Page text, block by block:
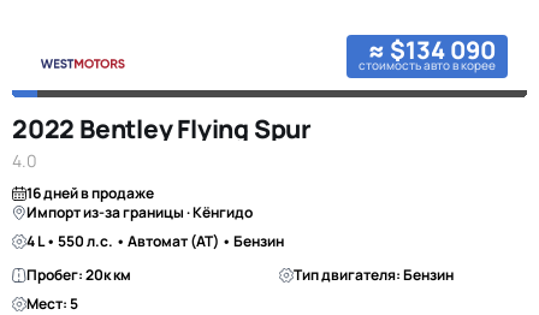
≈ $134 090
стоимость авто в корее
2022 Bentley Flying Spur
4.0
16 дней в продаже
Импорт из-за границы · Кёнгидо
4 L • 550 л.с. • Автомат (AT) • Бензин
Пробег: 20к км
Тип двигателя: Бензин
Мест: 5